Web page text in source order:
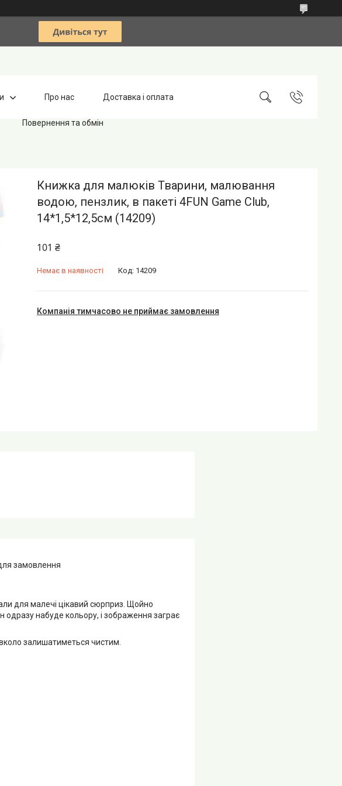
Про нас Доставка і оплата
Повернення та обмін
Книжка для малюків Тварини, малювання
водою, пензлик, в пакеті 4FUN Game Club,
14*1,5*12,5см (14209)
101 ₴
Немає в наявності Код: 14209
Компанія тимчасово не приймає замовлення
замовлення
для малечі цікавий сюрприз. Щойно
одразу набуде кольору, і зображення заграє
залишатиметься чистим.